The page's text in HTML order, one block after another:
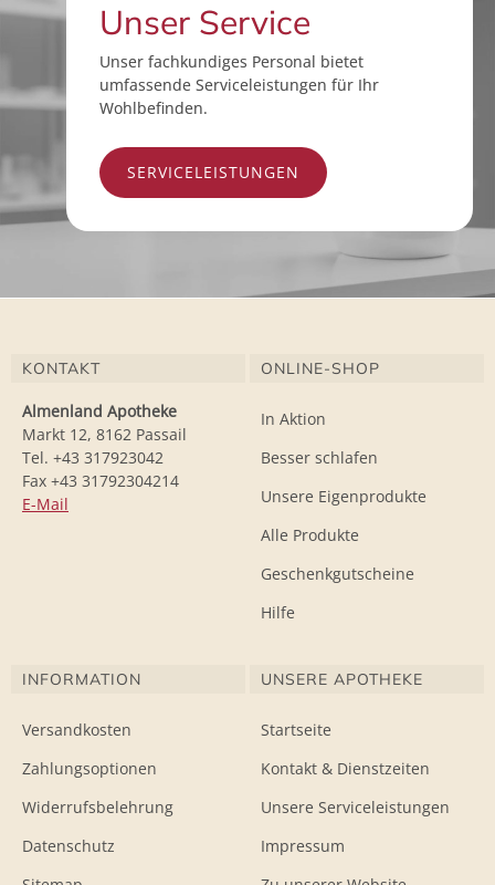
Unser Service
Unser fachkundiges Personal bietet
umfassende Serviceleistungen für Ihr
Wohlbefinden.
SERVICELEISTUNGEN
KONTAKT
Almenland Apotheke
Markt 12, 8162 Passail
Tel. +43 317923042
Fax +43 31792304214
E-Mail
ONLINE-SHOP
In Aktion
Besser schlafen
Unsere Eigenprodukte
Alle Produkte
Geschenkgutscheine
Hilfe
INFORMATION
Versandkosten
Zahlungsoptionen
Widerrufsbelehrung
Datenschutz
UNSERE APOTHEKE
Startseite
Kontakt & Dienstzeiten
Unsere Serviceleistungen
Impressum